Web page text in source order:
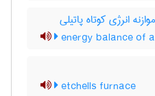
انرژی کوتاه پاتیلی
energy balance of
etchells furnace